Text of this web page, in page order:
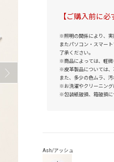
【ご購入前に必
※照明の関係により、実
またパソコン・スマー
了承ください。
※商品によっては、軽微
※皮革製品については、
また、多少の色ムラ、
※お洗濯やクリーニング
※包装紙破損、箱破損に